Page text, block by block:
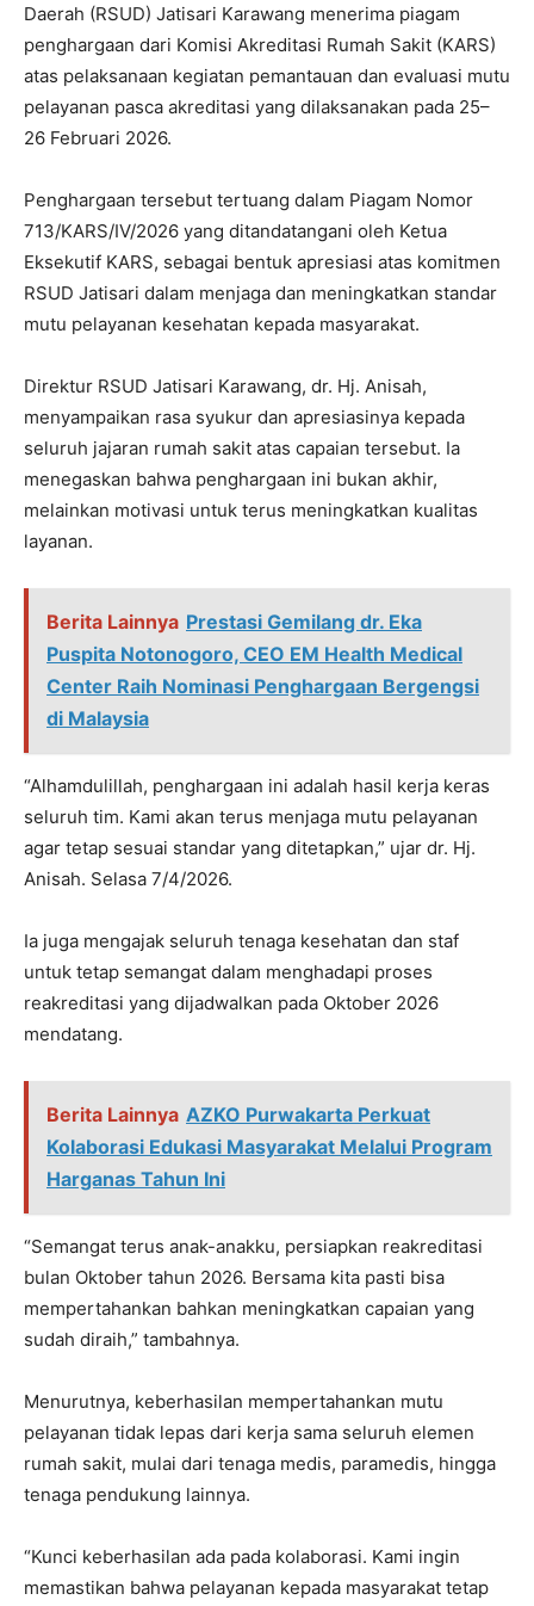
Daerah (RSUD) Jatisari Karawang menerima piagam
penghargaan dari Komisi Akreditasi Rumah Sakit (KARS)
atas pelaksanaan kegiatan pemantauan dan evaluasi mutu
pelayanan pasca akreditasi yang dilaksanakan pada 25–
26 Februari 2026.
Penghargaan tersebut tertuang dalam Piagam Nomor
713/KARS/IV/2026 yang ditandatangani oleh Ketua
Eksekutif KARS, sebagai bentuk apresiasi atas komitmen
RSUD Jatisari dalam menjaga dan meningkatkan standar
mutu pelayanan kesehatan kepada masyarakat.
Direktur RSUD Jatisari Karawang, dr. Hj. Anisah,
menyampaikan rasa syukur dan apresiasinya kepada
seluruh jajaran rumah sakit atas capaian tersebut. Ia
menegaskan bahwa penghargaan ini bukan akhir,
melainkan motivasi untuk terus meningkatkan kualitas
layanan.
Berita Lainnya Prestasi Gemilang dr. Eka
Puspita Notonogoro, CEO EM Health Medical
Center Raih Nominasi Penghargaan Bergengsi
di Malaysia
“Alhamdulillah, penghargaan ini adalah hasil kerja keras
seluruh tim. Kami akan terus menjaga mutu pelayanan
agar tetap sesuai standar yang ditetapkan,” ujar dr. Hj.
Anisah. Selasa 7/4/2026.
Ia juga mengajak seluruh tenaga kesehatan dan staf
untuk tetap semangat dalam menghadapi proses
reakreditasi yang dijadwalkan pada Oktober 2026
mendatang.
Berita Lainnya AZKO Purwakarta Perkuat
Kolaborasi Edukasi Masyarakat Melalui Program
Harganas Tahun Ini
“Semangat terus anak-anakku, persiapkan reakreditasi
bulan Oktober tahun 2026. Bersama kita pasti bisa
mempertahankan bahkan meningkatkan capaian yang
sudah diraih,” tambahnya.
Menurutnya, keberhasilan mempertahankan mutu
pelayanan tidak lepas dari kerja sama seluruh elemen
rumah sakit, mulai dari tenaga medis, paramedis, hingga
tenaga pendukung lainnya.
“Kunci keberhasilan ada pada kolaborasi. Kami ingin
memastikan bahwa pelayanan kepada masyarakat tetap